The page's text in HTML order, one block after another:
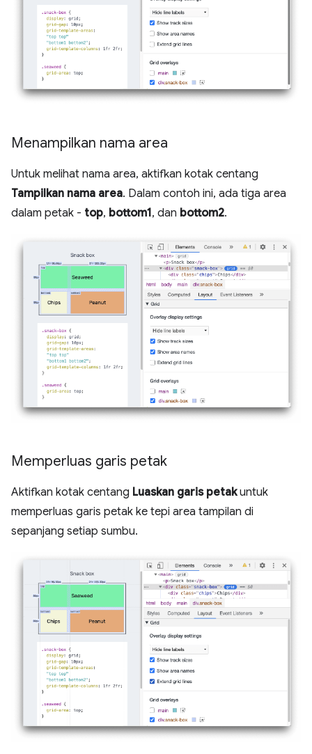
Menampilkan nama area
Untuk melihat nama area, aktifkan kotak centang
Tampilkan nama area. Dalam contoh ini, ada tiga area
dalam petak - top, bottom1, dan bottom2.
Memperluas garis petak
Aktifkan kotak centang Luaskan garis petakuntuk
memperluas garis petak ke tepi area tampilan di
sepanjang setiap sumbu.